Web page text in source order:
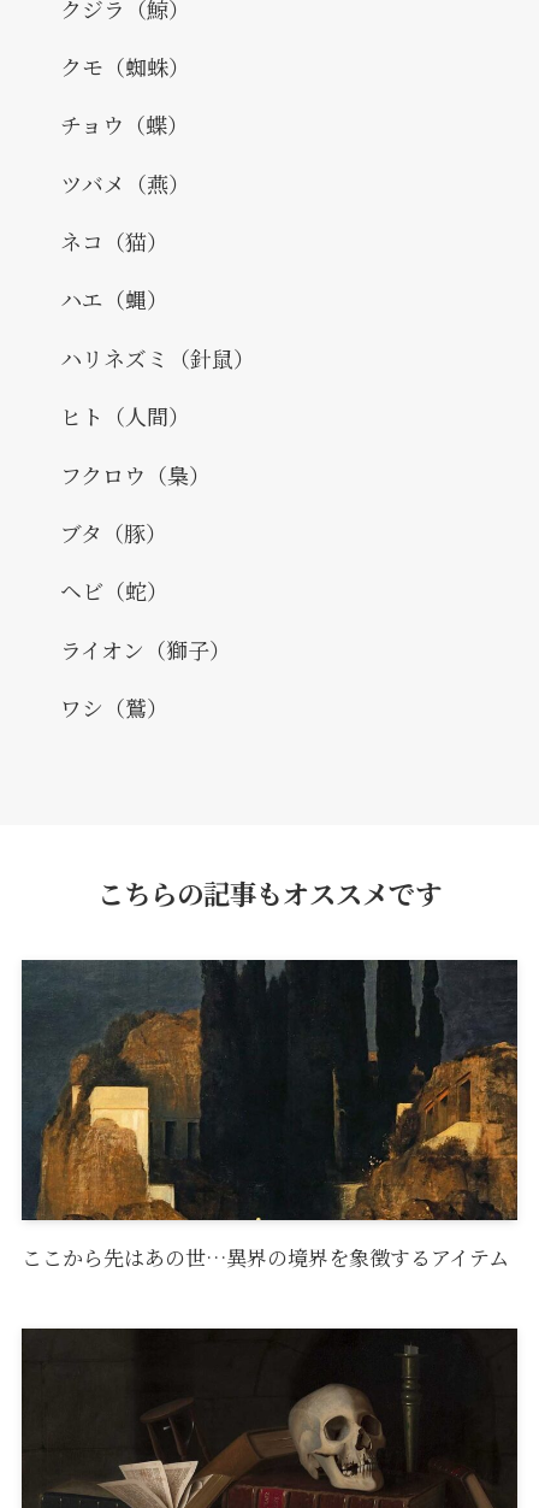
クジラ（鯨）
クモ（蜘蛛）
チョウ（蝶）
ツバメ（燕）
ネコ（猫）
ハエ（蝿）
ハリネズミ（針鼠）
ヒト（人間）
フクロウ（梟）
ブタ（豚）
ヘビ（蛇）
ライオン（獅子）
ワシ（鷲）
こちらの記事もオススメです
ここから先はあの世…異界の境界を象徴するアイテム